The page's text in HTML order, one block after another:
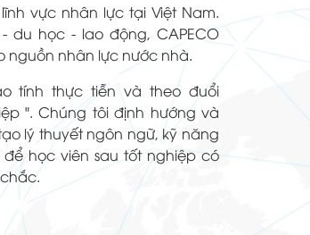
vực nhân lực tại Việt Nam.
du học - lao động, CAPECO
nguồn nhân lực nước nhà.
tính thực tiễn và theo đuổi
". Chúng tôi định hướng và
lý thuyết ngôn ngữ, kỹ năng
học viên sau tốt nghiệp có